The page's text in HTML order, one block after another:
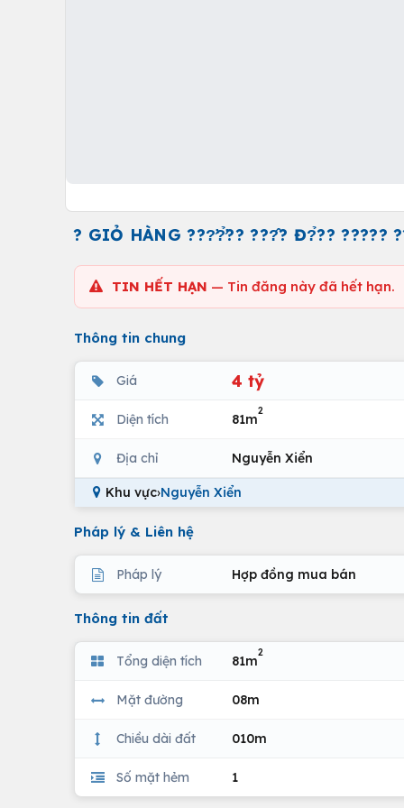
? GIỎ HÀNG ???̛?̛̉?? ???̂? Đ?̉?? ?????
TIN HẾT HẠN — Tin đăng này đã hết hạn.
Thông tin chung
Giá 4 tỷ
Diện tích 81m
2
Địa chỉ Nguyễn Xiển
Khu vực›Nguyễn Xiển
Pháp lý & Liên hệ
Pháp lý Hợp đồng mua bán
Thông tin đất
Tổng diện tích 81m
2
Mặt đường 08m
Chiều dài đất 010m
Số mặt hẻm 1